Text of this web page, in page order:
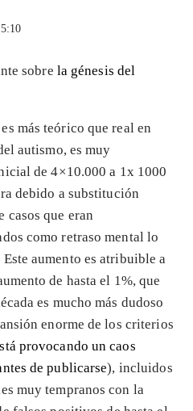
sobre la génesis del
más teórico que real en
autismo, es muy
de 4×10.000 a 1x 1000
debido a substitución
casos que eran
como retraso mental lo
aumento es atribuible a
de hasta el 1%, que
es mucho más dudoso
enorme de los criterios
provocando un caos
de publicarse), incluidos
muy tempranos con la